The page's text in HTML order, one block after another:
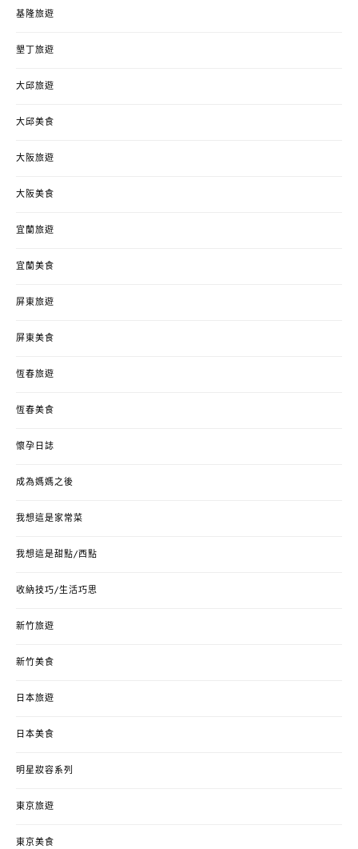
基隆旅遊
墾丁旅遊
大邱旅遊
大邱美食
大阪旅遊
大阪美食
宜蘭旅遊
宜蘭美食
屏東旅遊
屏東美食
恆春旅遊
恆春美食
懷孕日誌
成為媽媽之後
我想這是家常菜
我想這是甜點/西點
收納技巧/生活巧思
新竹旅遊
新竹美食
日本旅遊
日本美食
明星妝容系列
東京旅遊
東京美食